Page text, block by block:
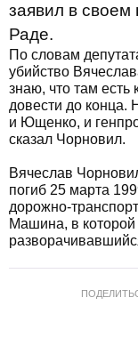
заявил в
Раде.
По словам
убийство
знаю, что там есть
довести до конца.
и Ющенко, и
сказал Чорновил.
Вячеслав
погиб 25 марта
дорожно-
Машина, в